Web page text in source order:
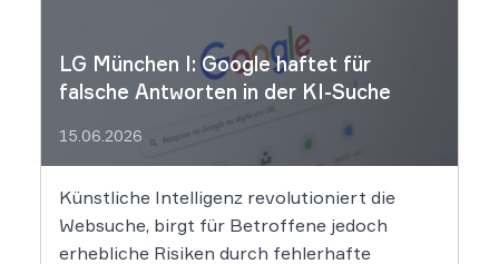
LG München I: Google haftet für
falsche Antworten in der KI-Suche
15.06.2026
Künstliche Intelligenz revolutioniert die
Websuche, birgt für Betroffene jedoch
erhebliche Risiken durch fehlerhafte